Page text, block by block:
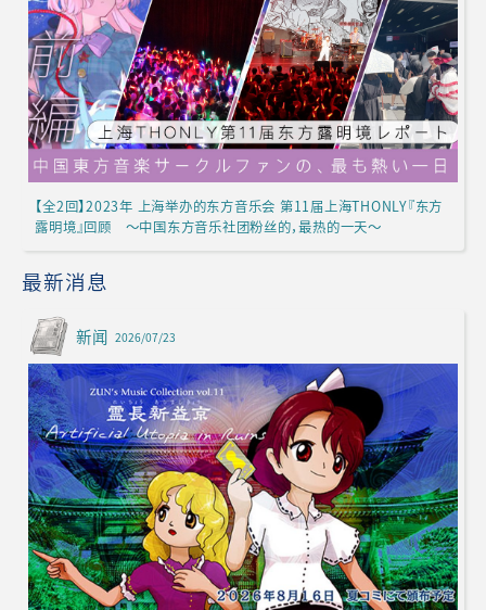
【全2回】2023年 上海举办的东方音乐会 第11届上海THONLY『东方
露明境』回顾 ～中国东方音乐社团粉丝的，最热的一天～
最新消息
新闻 2026/07/23